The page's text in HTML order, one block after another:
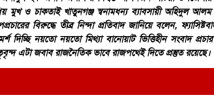
মুখ ও চাকতাই খাতুনগঞ্জ স্বনামধন্য ব্যাবসায়ী অহিদুল
বিরুদ্ধে তীব্র নিন্দা প্রতিবাদ জানিয়ে বলেন,
দিচ্ছি নয়তো নয়তো মিথ্যা বানোয়াট ভিত্তিহীন সংবাদ
এটা জবাব রাজনৈতিক ভাবে রাজপথেই দিতে প্রস্তুত রয়েছে।